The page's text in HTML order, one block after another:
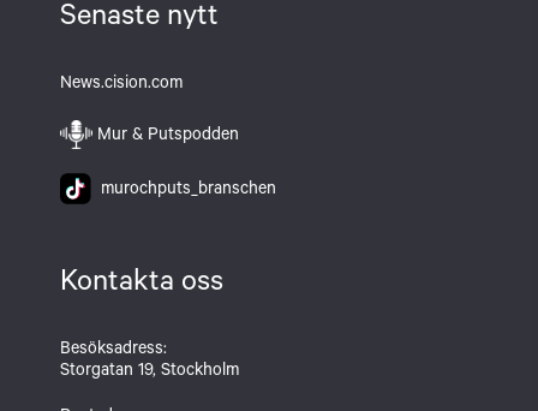
Senaste nytt
News.cision.com
Mur & Putspodden
murochputs_branschen
Kontakta oss
Besöksadress:
Storgatan 19, Stockholm